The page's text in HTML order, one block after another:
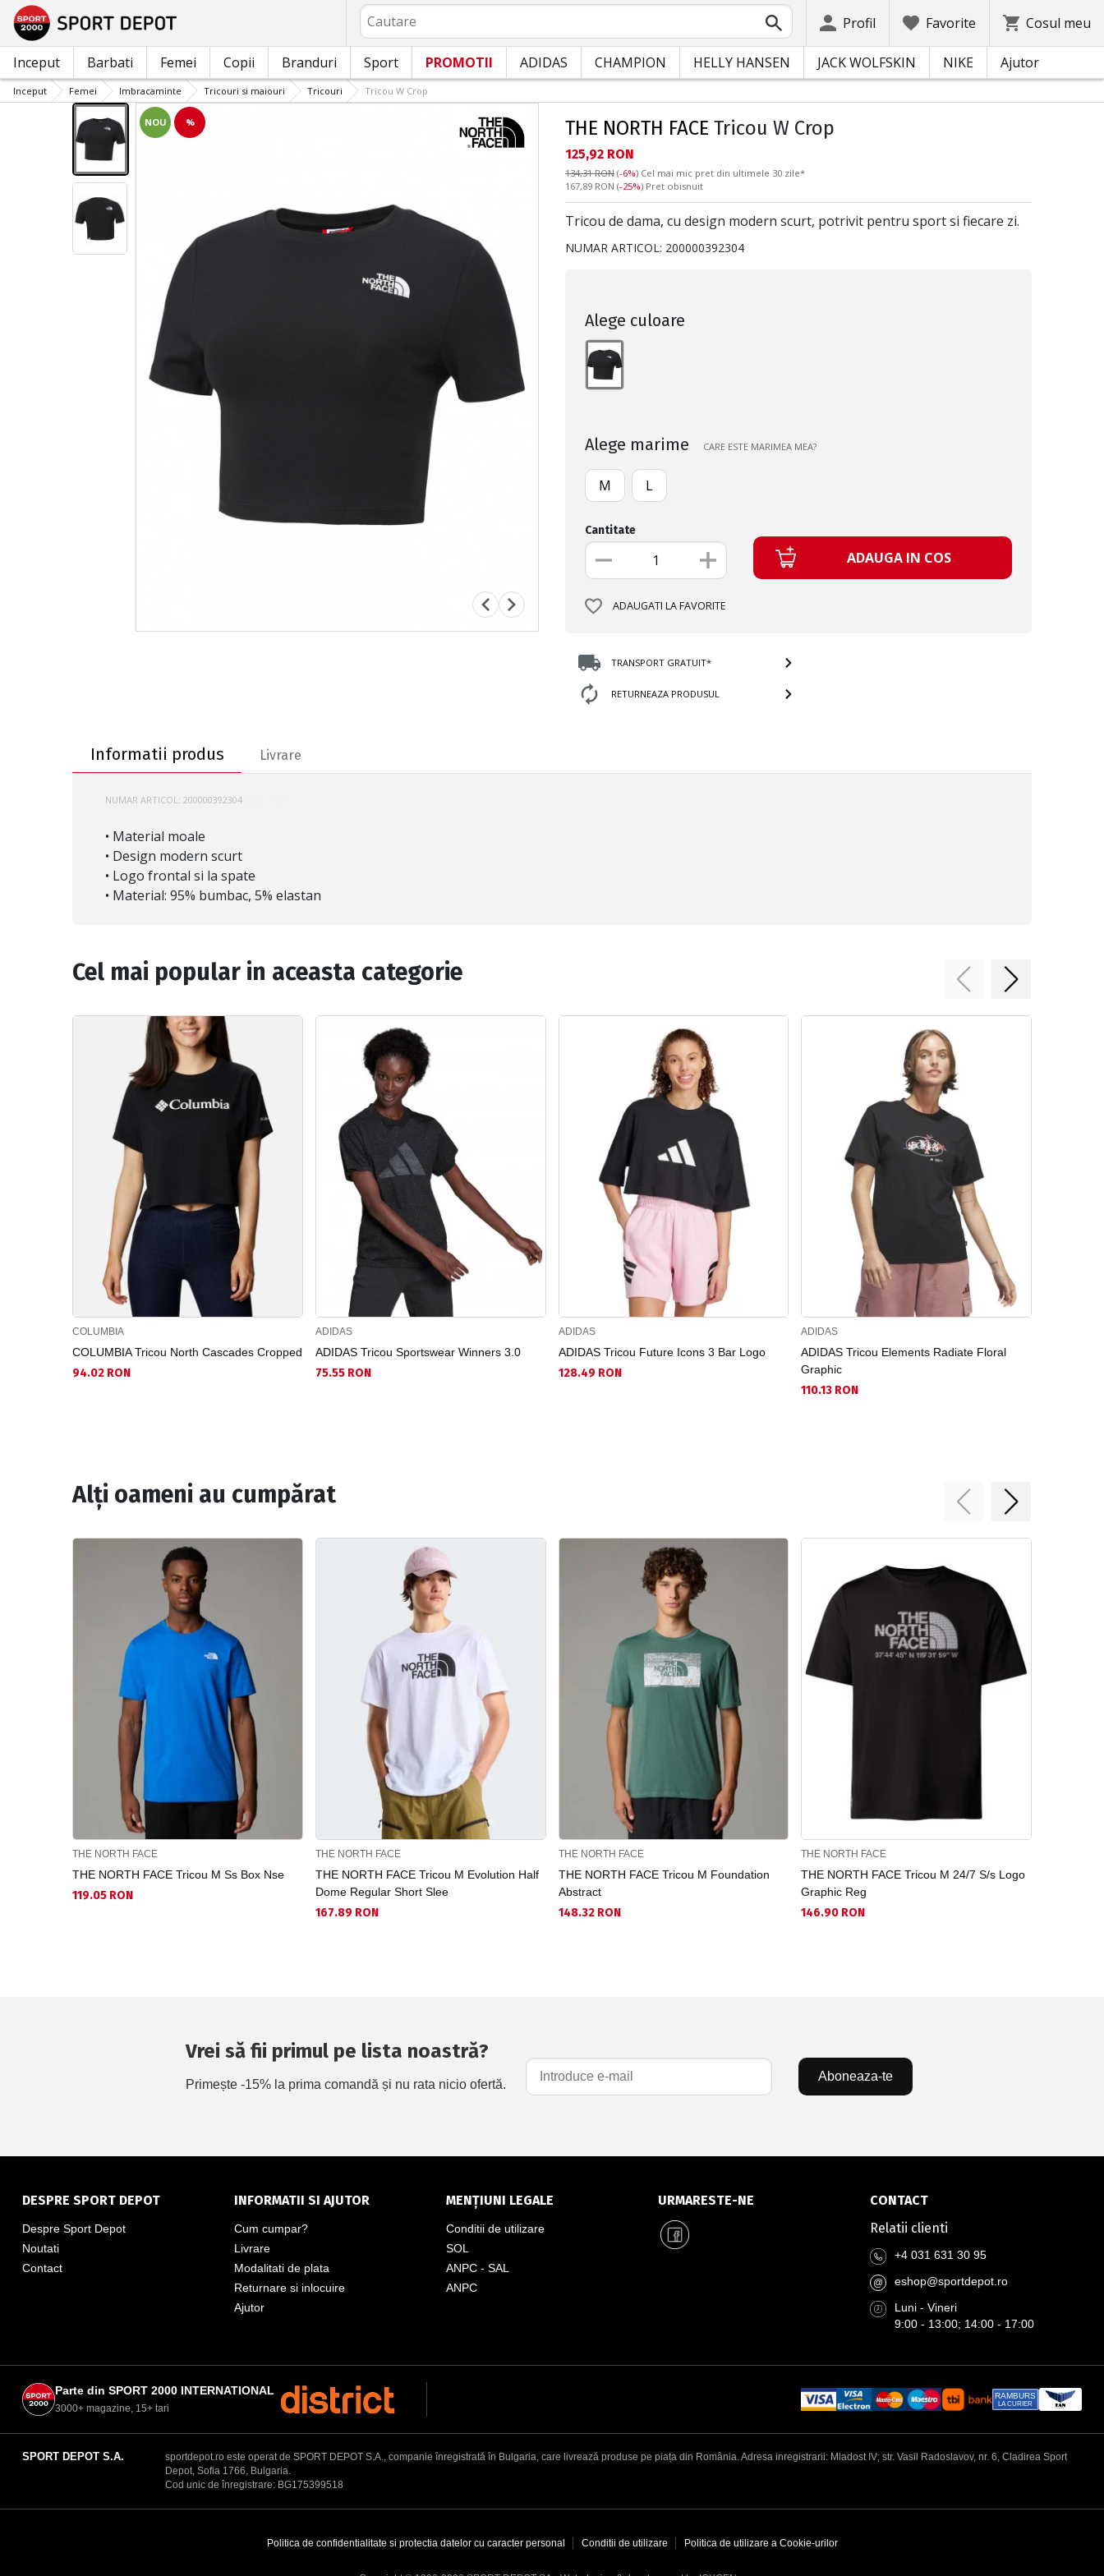
Cautare
Profil Favorite Cosul meu
Inceput Barbati Femei Copii Branduri Sport PROMOTII ADIDAS CHAMPION HELLY HANSEN JACK WOLFSKIN NIKE Ajutor
Inceput Femei Imbracaminte Tricouri si maiouri Tricouri Tricou W Crop
NOU % THE NORTH FACE Tricou W Crop
Текуща цена:
125,92 RON
134,31 RON (-6%) Cel mai mic pret din ultimele 30 zile*
Pret obisnuit:
167,89 RON (-25%) Pret obisnuit
Tricou de dama, cu design modern scurt, potrivit pentru sport si fiecare zi.
NUMAR ARTICOL: 200000392304
Alege culoare
Alege marime CARE ESTE MARIMEA MEA?
M L
Cantitate
ADAUGA IN COS
ADAUGATI LA FAVORITE
TRANSPORT GRATUIT*
RETURNEAZA PRODUSUL
Informatii produs
Livrare
NUMAR ARTICOL: 200000392304
• Material moale
• Design modern scurt
• Logo frontal si la spate
• Material: 95% bumbac, 5% elastan
Cel mai popular in aceasta categorie
COLUMBIA
COLUMBIA Tricou North Cascades Cropped
94.02 RON
ADIDAS
ADIDAS Tricou Sportswear Winners 3.0
75.55 RON
ADIDAS
ADIDAS Tricou Future Icons 3 Bar Logo
128.49 RON
ADIDAS
ADIDAS Tricou Elements Radiate Floral
Graphic
110.13 RON
Alți oameni au cumpărat
THE NORTH FACE
THE NORTH FACE Tricou M Ss Box Nse
119.05 RON
THE NORTH FACE
THE NORTH FACE Tricou M Evolution Half
Dome Regular Short Slee
167.89 RON
THE NORTH FACE
THE NORTH FACE Tricou M Foundation
Abstract
148.32 RON
THE NORTH FACE
THE NORTH FACE Tricou M 24/7 S/s Logo
Graphic Reg
146.90 RON
Vrei să fii primul pe lista noastră?
Primește -15% la prima comandă și nu rata nicio ofertă.
Aboneaza-te
DESPRE SPORT DEPOT
Despre Sport Depot
Noutati
Contact
INFORMATII SI AJUTOR
Cum cumpar?
Livrare
Modalitati de plata
Returnare si inlocuire
Ajutor
MENȚIUNI LEGALE
Conditii de utilizare
SOL
ANPC - SAL
ANPC
URMARESTE-NE
CONTACT
Relatii clienti
+4 031 631 30 95
@
eshop@sportdepot.ro
Luni - Vineri
9:00 - 13:00; 14:00 - 17:00
Parte din SPORT 2000 INTERNATIONAL
3000+ magazine, 15+ tari
RAMBURS
LA CURIER
SPORT DEPOT S.A.
sportdepot.ro este operat de SPORT DEPOT S.A., companie înregistrată în Bulgaria, care livrează produse pe piața din România. Adresa inregistrarii: Mladost IV; str. Vasil Radoslavov, nr. 6, Cladirea Sport
Depot, Sofia 1766, Bulgaria.
Cod unic de înregistrare: BG175399518
Politica de confidentialitate si protectia datelor cu caracter personal Conditii de utilizare Politica de utilizare a Cookie-urilor